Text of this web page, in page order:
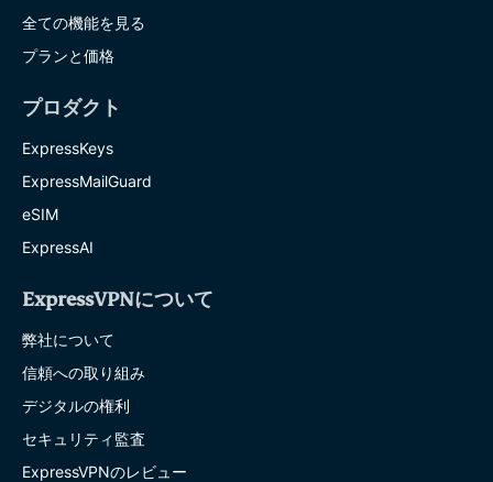
全ての機能を見る
プランと価格
プロダクト
ExpressKeys
ExpressMailGuard
eSIM
ExpressAI
ExpressVPNについて
弊社について
信頼への取り組み
デジタルの権利
セキュリティ監査
ExpressVPNのレビュー